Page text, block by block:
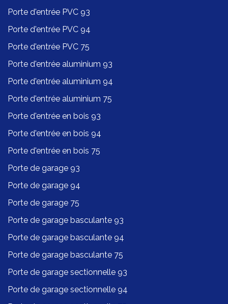
Porte d'entrée PVC 93
Porte d'entrée PVC 94
Porte d'entrée PVC 75
Porte d'entrée aluminium 93
Porte d'entrée aluminium 94
Porte d'entrée aluminium 75
Porte d'entrée en bois 93
Porte d'entrée en bois 94
Porte d'entrée en bois 75
Porte de garage 93
Porte de garage 94
Porte de garage 75
Porte de garage basculante 93
Porte de garage basculante 94
Porte de garage basculante 75
Porte de garage sectionnelle 93
Porte de garage sectionnelle 94